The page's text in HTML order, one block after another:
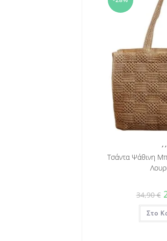
, ,
Τσάντα Ψάθινη
34,90€
Στο